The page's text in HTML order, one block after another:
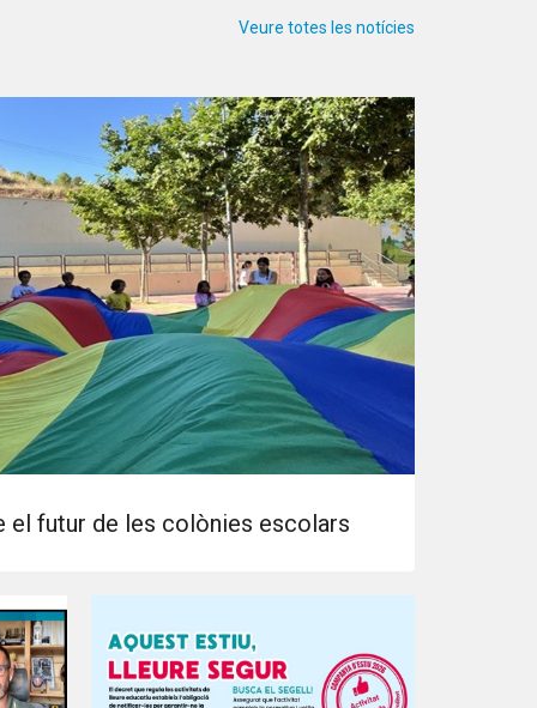
Veure totes les notícies
el futur de les colònies escolars